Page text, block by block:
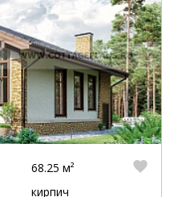
68.25 м²
кирпич